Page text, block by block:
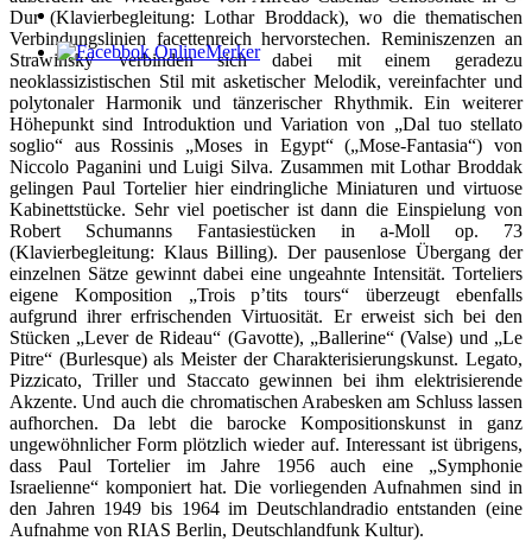
Dur (Klavierbegleitung: Lothar Broddack), wo die thematischen
Verbindungslinien facettenreich hervorstechen. Reminiszenzen an
Strawinsky verbinden sich dabei mit einem geradezu
neoklassizistischen Stil mit asketischer Melodik, vereinfachter und
polytonaler Harmonik und tänzerischer Rhythmik. Ein weiterer
Höhepunkt sind Introduktion und Variation von „Dal tuo stellato
soglio“ aus Rossinis „Moses in Egypt“ („Mose-Fantasia“) von
Niccolo Paganini und Luigi Silva. Zusammen mit Lothar Broddak
gelingen Paul Tortelier hier eindringliche Miniaturen und virtuose
Kabinettstücke. Sehr viel poetischer ist dann die Einspielung von
Robert Schumanns Fantasiestücken in a-Moll op. 73
(Klavierbegleitung: Klaus Billing). Der pausenlose Übergang der
einzelnen Sätze gewinnt dabei eine ungeahnte Intensität. Torteliers
eigene Komposition „Trois p’tits tours“ überzeugt ebenfalls
aufgrund ihrer erfrischenden Virtuosität. Er erweist sich bei den
Stücken „Lever de Rideau“ (Gavotte), „Ballerine“ (Valse) und „Le
Pitre“ (Burlesque) als Meister der Charakterisierungskunst. Legato,
Pizzicato, Triller und Staccato gewinnen bei ihm elektrisierende
Akzente. Und auch die chromatischen Arabesken am Schluss lassen
aufhorchen. Da lebt die barocke Kompositionskunst in ganz
ungewöhnlicher Form plötzlich wieder auf. Interessant ist übrigens,
dass Paul Tortelier im Jahre 1956 auch eine „Symphonie
Israelienne“ komponiert hat. Die vorliegenden Aufnahmen sind in
den Jahren 1949 bis 1964 im Deutschlandradio entstanden (eine
Aufnahme von RIAS Berlin, Deutschlandfunk Kultur).